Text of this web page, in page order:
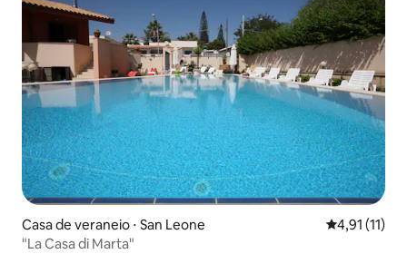
Casa de veraneio ⋅ San Leone 4,91 de uma
4,91 (11)
"La Casa di Marta"